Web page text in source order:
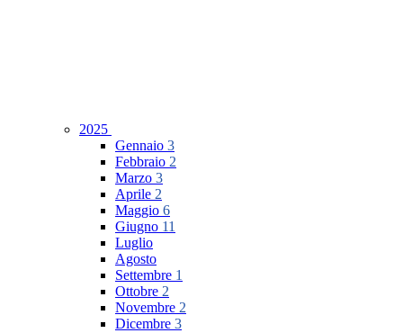
2025
Gennaio 3
Febbraio 2
Marzo 3
Aprile 2
Maggio 6
Giugno 11
Luglio
Agosto
Settembre 1
Ottobre 2
Novembre 2
Dicembre 3